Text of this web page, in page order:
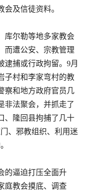
及信徒资料。
库尔勒等地多家教会
而遭公安、宗教管理
捕或行政拘留。 9月
子村和李家弯村的教
察和地方政府官员几
非法聚会，并抓走了
、隆回县拘捕了几十
、邪教组织、利用迷
的逼迫打压全面升
庭教会摸底、调查